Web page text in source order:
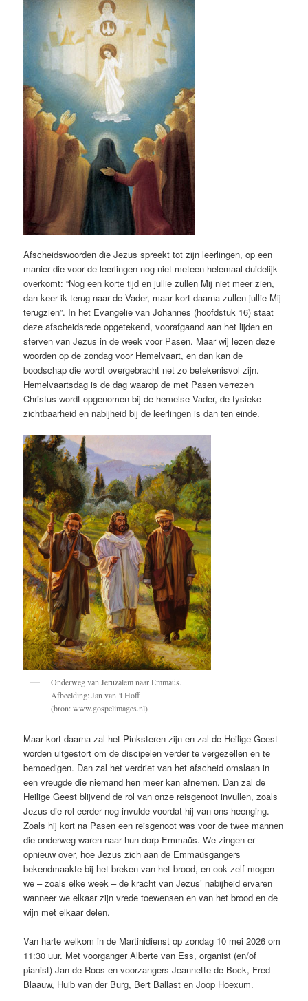
Afscheidswoorden die Jezus spreekt tot zijn leerlingen, op een
manier die voor de leerlingen nog niet meteen helemaal duidelijk
overkomt: “Nog een korte tijd en jullie zullen Mij niet meer zien,
dan keer ik terug naar de Vader, maar kort daarna zullen jullie Mij
terugzien”. In het Evangelie van Johannes (hoofdstuk 16) staat
deze afscheidsrede opgetekend, voorafgaand aan het lijden en
sterven van Jezus in de week voor Pasen. Maar wij lezen deze
woorden op de zondag voor Hemelvaart, en dan kan de
boodschap die wordt overgebracht net zo betekenisvol zijn.
Hemelvaartsdag is de dag waarop de met Pasen verrezen
Christus wordt opgenomen bij de hemelse Vader, de fysieke
zichtbaarheid en nabijheid bij de leerlingen is dan ten einde.
Onderweg van Jeruzalem naar Emmaüs.
Afbeelding: Jan van ’t Hoff
(bron: www.gospelimages.nl)
Maar kort daarna zal het Pinksteren zijn en zal de Heilige Geest
worden uitgestort om de discipelen verder te vergezellen en te
bemoedigen. Dan zal het verdriet van het afscheid omslaan in
een vreugde die niemand hen meer kan afnemen. Dan zal de
Heilige Geest blijvend de rol van onze reisgenoot invullen, zoals
Jezus die rol eerder nog invulde voordat hij van ons heenging.
Zoals hij kort na Pasen een reisgenoot was voor de twee mannen
die onderweg waren naar hun dorp Emmaüs. We zingen er
opnieuw over, hoe Jezus zich aan de Emmaüsgangers
bekendmaakte bij het breken van het brood, en ook zelf mogen
we – zoals elke week – de kracht van Jezus’ nabijheid ervaren
wanneer we elkaar zijn vrede toewensen en van het brood en de
wijn met elkaar delen.
Van harte welkom in de Martinidienst op zondag 10 mei 2026 om
11:30 uur. Met voorganger Alberte van Ess, organist (en/of
pianist) Jan de Roos en voorzangers Jeannette de Bock, Fred
Blaauw, Huib van der Burg, Bert Ballast en Joop Hoexum.